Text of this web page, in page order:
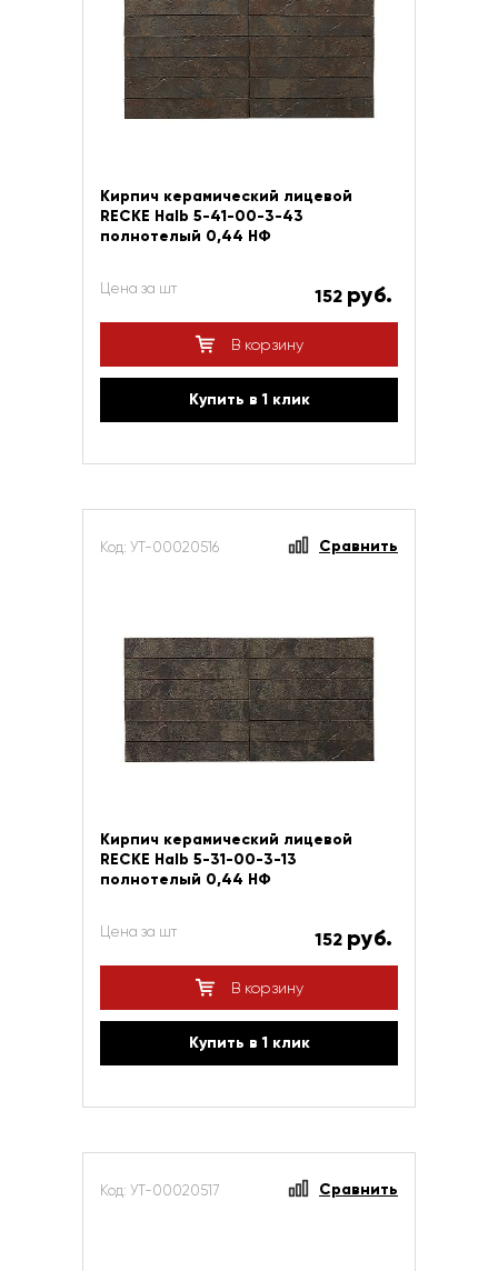
Кирпич керамический лицевой
RECKE Halb 5-41-00-3-43
полнотелый 0,44 НФ
Цена за шт 152 руб.
В корзину
Купить в 1 клик
Код: УТ-00020516 Сравнить
Кирпич керамический лицевой
RECKE Halb 5-31-00-3-13
полнотелый 0,44 НФ
Цена за шт 152 руб.
В корзину
Купить в 1 клик
Код: УТ-00020517 Сравнить